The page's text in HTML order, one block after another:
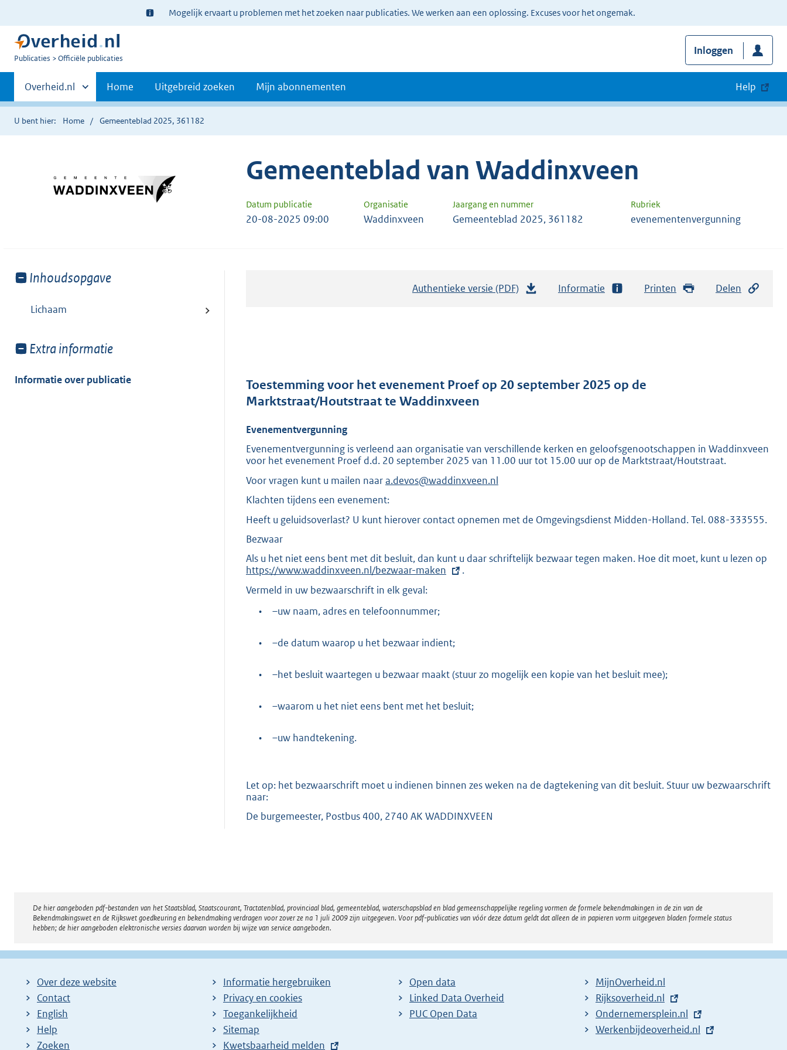
Ter
informatie:
Mogelijk ervaart u problemen met het zoeken naar publicaties. We werken aan een oplossing. Excuses voor het ongemak.
U
Publicaties Officiële publicaties
Inloggen
Primaire
navigatie
Andere
sites
binnen
Overheid.nl Home Uitgebreid zoeken Mijn abonnementen Help
U bent hier: Home Gemeenteblad 2025, 361182
Gemeenteblad van Waddinxveen
Datum publicatie Organisatie Jaargang en nummer Rubriek
20-08-2025 09:00 Waddinxveen Gemeenteblad 2025, 361182 evenementenvergunning
Toon
van:
Inhoudsopgave
Lichaam
Toon
van:
Extra informatie
Informatie over publicatie
Authentieke versie (PDF)
d
o
o
:
2
Informatie Printen Delen
Toestemming voor het evenement Proef op 20 september 2025 op de
Marktstraat/Houtstraat te Waddinxveen
Evenementvergunning
Evenementvergunning is verleend aan organisatie van verschillende kerken en geloofsgenootschappen in Waddinxveen
voor het evenement Proef d.d. 20 september 2025 van 11.00 uur tot 15.00 uur op de Marktstraat/Houtstraat.
Voor vragen kunt u mailen naara.devos@waddinxveen.nl
Klachten tijdens een evenement:
Heeft u geluidsoverlast? U kunt hierover contact opnemen met de Omgevingsdienst Midden-Holland. Tel. 088-333555.
Bezwaar
Als u het niet eens bent met dit besluit, dan kunt u daar schriftelijk bezwaar tegen maken. Hoe dit moet, kunt u lezen op
https://www.waddinxveen.nl/bezwaar-maken
.
Vermeld in uw bezwaarschrift in elk geval:
•
–uw naam, adres en telefoonnummer;
• –de datum waarop u het bezwaar indient;
• –het besluit waartegen u bezwaar maakt (stuur zo mogelijk een kopie van het besluit mee);
• –waarom u het niet eens bent met het besluit;
• –uw handtekening.
Let op: het bezwaarschrift moet u indienen binnen zes weken na de dagtekening van dit besluit. Stuur uw bezwaarschrift
naar:
De burgemeester, Postbus 400, 2740 AK WADDINXVEEN
Disclaimer
De hier aangeboden pdf-bestanden van het Staatsblad, Staatscourant, Tractatenblad, provinciaal blad, gemeenteblad, waterschapsblad en blad gemeenschappelijke regeling vormen de formele bekendmakingen in de zin van de
Bekendmakingswet en de Rijkswet goedkeuring en bekendmaking verdragen voor zover ze na 1 juli 2009 zijn uitgegeven. Voor pdf-publicaties van vóór deze datum geldt dat alleen de in papieren vorm uitgegeven bladen formele status
hebben; de hier aangeboden elektronische versies daarvan worden bij wijze van service aangeboden.
Over deze website
Contact
English
Help
Zoeken
Informatie hergebruiken
Privacy en cookies
Toegankelijkheid
Sitemap
E
Kwetsbaarheid melden
Open data
Linked Data Overheid
PUC Open Data
MijnOverheid.nl
E
x
t
Rijksoverheid.nl
E
x
Ondernemersplein.nl
E
Werkenbijdeoverheid.nl